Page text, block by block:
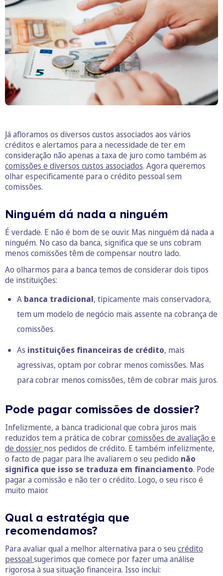
Já afloramos os diversos custos associados aos vários
créditos e alertamos para a necessidade de ter em
consideração não apenas a taxa de juro como também as
comissões e diversos custos associados. Agora queremos
olhar especificamente para o crédito pessoal sem
comissões.
Ninguém dá nada a ninguém
É verdade. E não é bom de se ouvir. Mas ninguém dá nada a
ninguém. No caso da banca, significa que se uns cobram
menos comissões têm de compensar noutro lado.
Ao olharmos para a banca temos de considerar dois tipos
de instituições:
A banca tradicional, tipicamente mais conservadora,
tem um modelo de negócio mais assente na cobrança de
comissões.
As instituições financeiras de crédito, mais
agressivas, optam por cobrar menos comissões. Mas
para cobrar menos comissões, têm de cobrar mais juros.
Pode pagar comissões de dossier?
Infelizmente, a banca tradicional que cobra juros mais
reduzidos tem a prática de cobrarcomissões de avaliação e
de dossier nos pedidos de crédito. E também infelizmente,
o facto de pagar para lhe avaliarem o seu pedido não
significa que isso se traduza em financiamento. Pode
pagar a comissão e não ter o crédito. Logo, o seu risco é
muito maior.
Qual a estratégia que
recomendamos?
Para avaliar qual a melhor alternativa para o seu crédito
pessoal sugerimos que comece por fazer uma análise
rigorosa à sua situação financeira. Isso inclui: